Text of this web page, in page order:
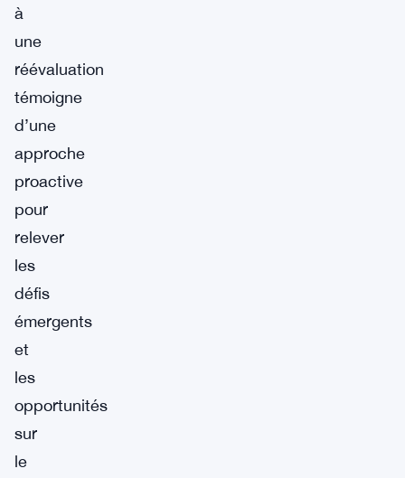
à
une
réévaluation
témoigne
d’une
approche
proactive
pour
relever
les
défis
émergents
et
les
opportunités
sur
le